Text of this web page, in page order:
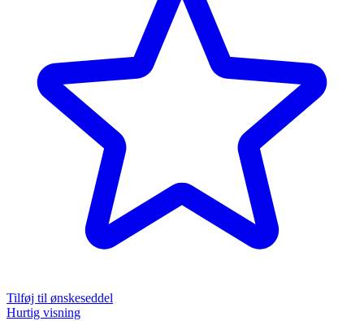
Tilføj til ønskeseddel
Hurtig visning